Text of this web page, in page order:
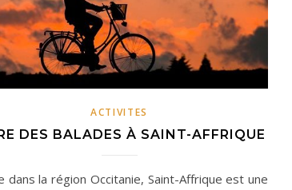
ACTIVITES
DES BALADES À SAINT-AFFRIQUE
dans la région Occitanie, Saint-Affrique est une